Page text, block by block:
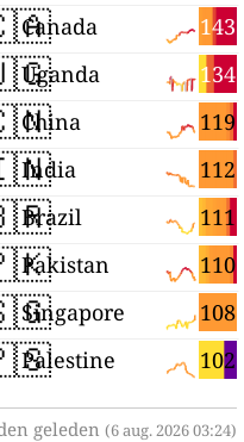
143
Canada
134
Uganda
119
China
112
India
111
Brazil
110
Pakistan
108
Singapore
102
Palestine
geleden (6 aug. 2026 03:24)